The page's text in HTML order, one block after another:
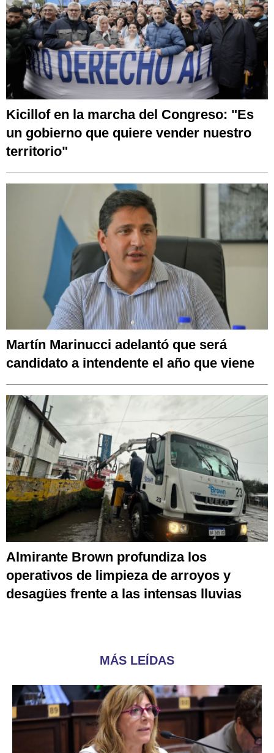
Kicillof en la marcha del Congreso: "Es
un gobierno que quiere vender nuestro
territorio"
Martín Marinucci adelantó que será
candidato a intendente el año que viene
Almirante Brown profundiza los
operativos de limpieza de arroyos y
desagües frente a las intensas lluvias
MÁS LEÍDAS